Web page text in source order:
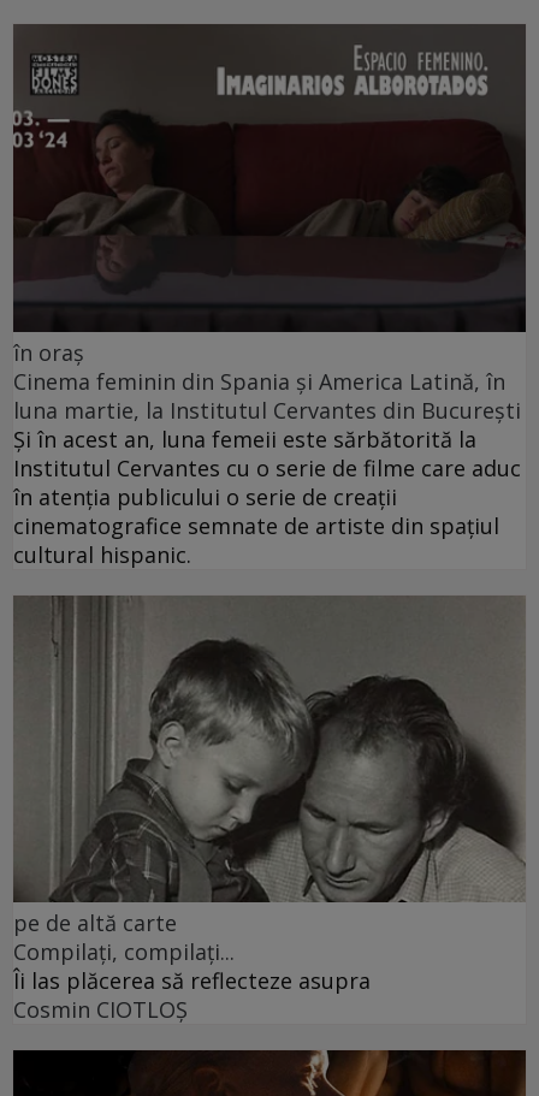
în oraș
Cinema feminin din Spania și America Latină, în
luna martie, la Institutul Cervantes din București
Și în acest an, luna femeii este sărbătorită la
Institutul Cervantes cu o serie de filme care aduc
în atenția publicului o serie de creații
cinematografice semnate de artiste din spațiul
cultural hispanic.
pe de altă carte
Compilați, compilați...
Îi las plăcerea să reflecteze asupra
Cosmin CIOTLOŞ